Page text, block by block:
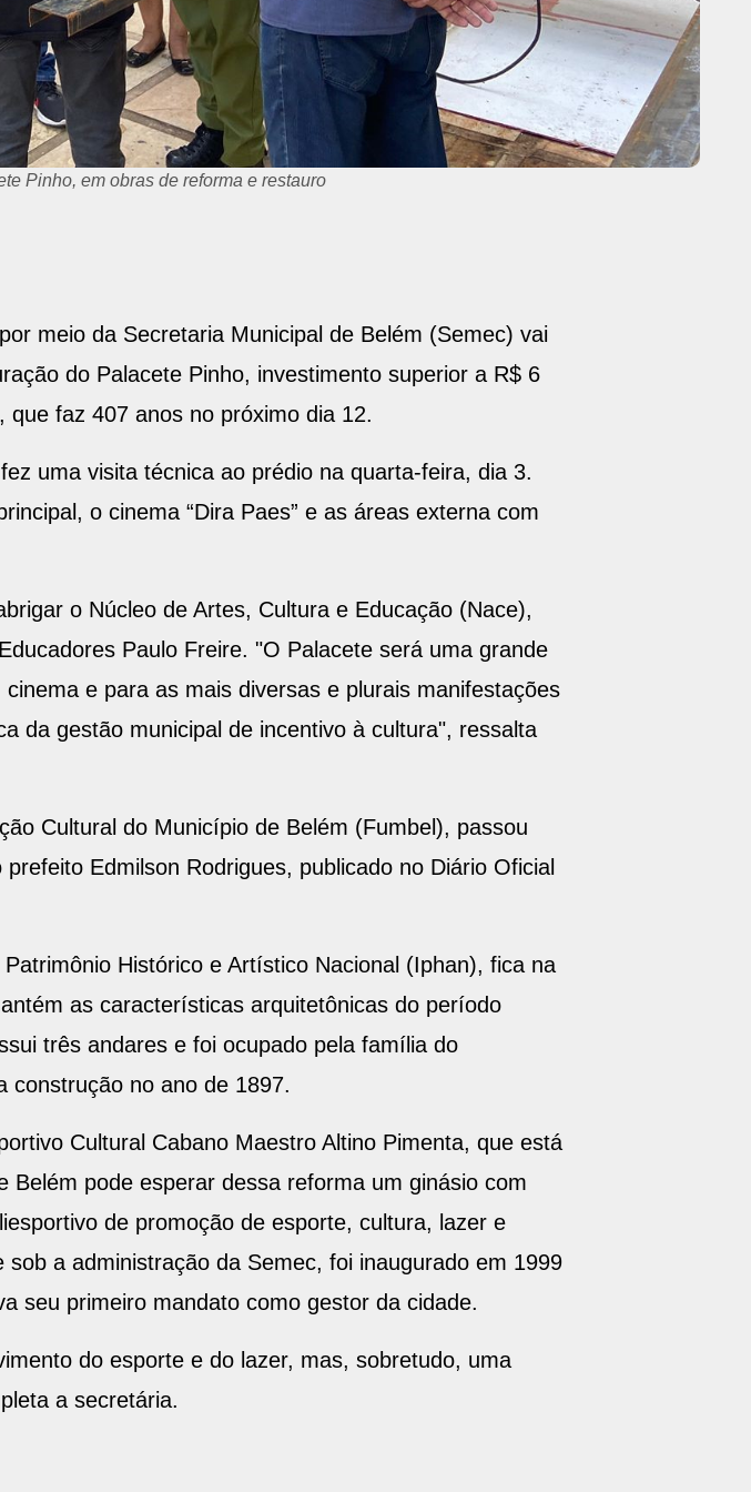
meio da Secretaria Municipal de Belém (Semec) vai
do Palacete Pinho, investimento superior a R$ 6
faz 407 anos no próximo dia 12.
uma visita técnica ao prédio na quarta-feira, dia 3.
o cinema “Dira Paes” e as áreas externa com
o Núcleo de Artes, Cultura e Educação (Nace),
Paulo Freire. "O Palacete será uma grande
e para as mais diversas e plurais manifestações
da gestão municipal de incentivo à cultura", ressalta
Cultural do Município de Belém (Fumbel), passou
Edmilson Rodrigues, publicado no Diário Oficial
Histórico e Artístico Nacional (Iphan), fica na
as características arquitetônicas do período
três andares e foi ocupado pela família do
construção no ano de 1897.
Cultural Cabano Maestro Altino Pimenta, que está
Belém pode esperar dessa reforma um ginásio com
de promoção de esporte, cultura, lazer e
a administração da Semec, foi inaugurado em 1999
seu primeiro mandato como gestor da cidade.
do esporte e do lazer, mas, sobretudo, uma
a secretária.